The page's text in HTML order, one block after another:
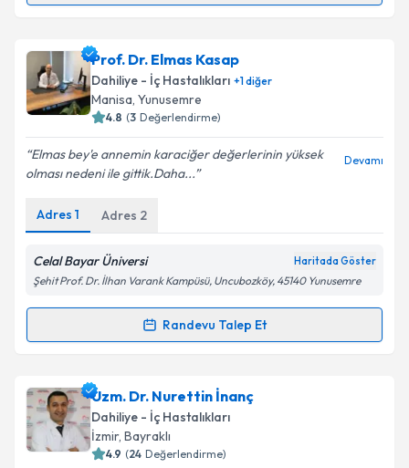
Kişisel verilerimin işlenmesine ilişkinAydınlatma
kapsamda işlenmesini kabul ediyorum.
Takvim Talebini Gönder
Prof. Dr. Abdullah Zeki Karasu
talebi oluşturun. Size bu uzmandan randevu almanız
için bir takvim hazırlandığında e-posta ile
bilgilendireceğiz.
E-posta Adresiniz
Kişisel verilerimin işlenmesine ilişkinAydınlatma
Metni'ni okudum ve kişisel verilerimin belirtilen
kapsamda işlenmesini kabul ediyorum.
Takvim Talebini Gönder
Prof. Dr. Elmas Kasap
Dahiliye - İç Hastalıkları +1diğer
Manisa, Yunusemre
4.8 (3 Değerlendirme)
Elmas bey'e annemin karaciğer değerlerinin yüksek
olması nedeni ile gittik.Daha...
Devamı
Adres 1 Adres 2
Celal Bayar Üniversi Haritada Göster
Şehit Prof. Dr. İlhan Varank Kampüsü, Uncubozköy, 45140 Yunusemre
Randevu Talep Et
Randevu Takvimi Talebi
Prof. Dr. Elmas Kasapiçin randevu takvimi talebi
oluşturun. Size bu uzmandan randevu almanız için bir
takvim hazırlandığında e-posta ile bilgilendireceğiz.
Uzm. Dr. Nurettin İnanç
Dahiliye - İç Hastalıkları
İzmir, Bayraklı
4.9 (24 Değerlendirme)